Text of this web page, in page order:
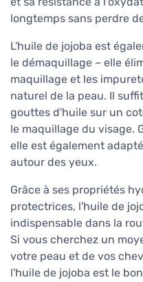
longtemps sans perdre
L'huile de jojoba est
le démaquillage – elle
maquillage et les
naturel de la peau. Il
gouttes d'huile sur un
le maquillage du visage.
elle est également
autour des yeux.
Grâce à ses propriétés
protectrices, l'huile de
indispensable dans la
Si vous cherchez un
votre peau et de vos
l'huile de jojoba est le